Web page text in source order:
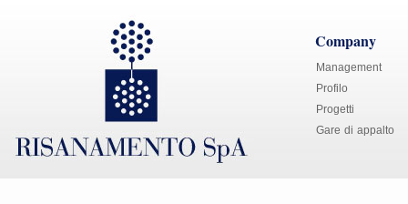
Company
Management
Profilo
Progetti
Gare di appalto